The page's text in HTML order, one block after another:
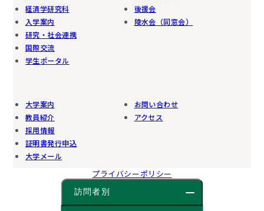
訪問者別
経済学研究科
入学案内
研究・社会連携
国際交流
学生ポータル
後援会
陵水会（同窓会）
大学案内
教員紹介
採用情報
証明書発行申込
大学メール
お問い合わせ
アクセス
プライバシーポリシー
© 2025 Shiga University